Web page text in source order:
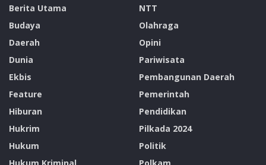
Berita Utama
Budaya
Daerah
Dunia
Ekbis
Feature
Hiburan
Hukrim
Hukum
Hukum Kriminal
NTT
Olahraga
Opini
Pariwisata
Pembangunan Daerah
Pemerintah
Pendidikan
Pilkada 2024
Politik
Polkam